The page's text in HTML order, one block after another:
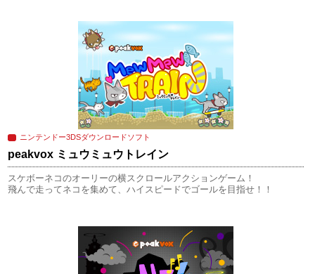
ニンテンドー3DSダウンロードソフト
peakvox ミュウミュウトレイン
スケボーネコのオーリーの横スクロールアクションゲーム！
飛んで走ってネコを集めて、ハイスピードでゴールを目指せ！！